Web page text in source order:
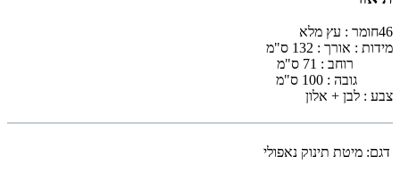
46חומר : עץ מלא
מידות : אורך : 132 ס"מ
רוחב : 71 ס"מ
גובה : 100 ס"מ
צבע : לבן + אלון
דגם: מיטת תינוק נאפולי